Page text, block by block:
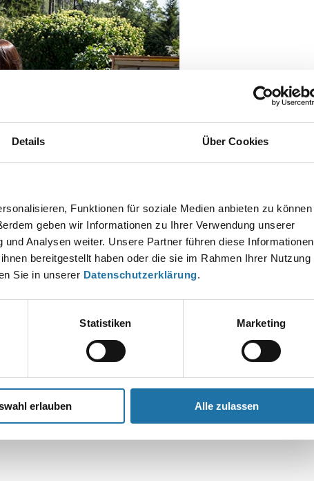
Details Über Cookies
Funktionen für soziale Medien anbieten zu können
geben wir Informationen zu Ihrer Verwendung unserer
Analysen weiter. Unsere Partner führen diese Informationen
bereitgestellt haben oder die sie im Rahmen Ihrer Nutzung
Sie in unserer Datenschutzerklärung.
Statistiken Marketing
erlauben Alle zulassen
Autor: